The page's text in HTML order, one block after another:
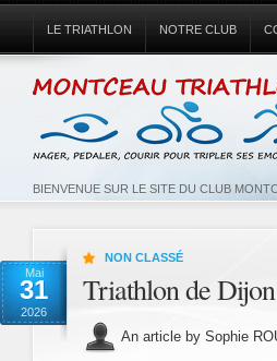
BIENVENUE SUR LE SITE DU CLUB
LE TRIATHLON NOTRE CLUB
Mai
31
2026
NON CLASSÉ
Triathlon de
An article by Sophie